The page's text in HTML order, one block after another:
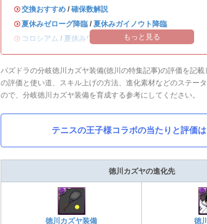
・交換おすすめ / 確保数解説
・夏休みゼローグ降臨 / 夏休みガイノウト降臨
・ コロシアム / 夏休みワンタッチ もっと見る
パズドラの分岐徳川カズヤ装備(徳川の特集記事)の評価を記載
の評価と使い道、スキル上げの方法、進化素材などのステー
ので、分岐徳川カズヤ装備を育成する参考にしてください。
テニスの王子様コラボの当たりと評価
徳川カズヤの進化先
徳川カズヤ装備 徳